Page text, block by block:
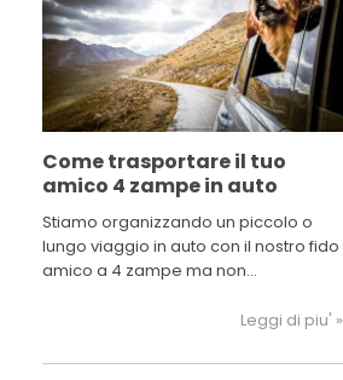
Come trasportare il tuo
amico 4 zampe in auto
Stiamo organizzando un piccolo o
lungo viaggio in auto con il nostro fido
amico a 4 zampe ma non
corretto trasporto in auto ne tutti gli
in totale sicurezza e mantenendo
Leggi di piu' »